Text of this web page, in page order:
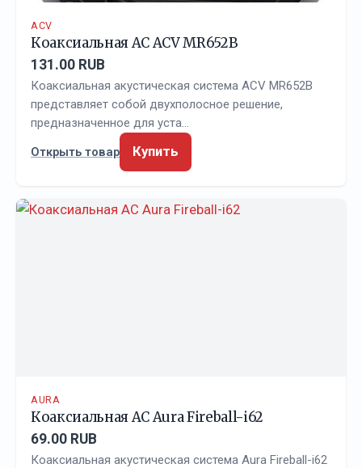
ACV
Коаксиальная АС ACV MR652B
131.00 RUB
Коаксиальная акустическая система ACV MR652B
представляет собой двухполосное решение,
предназначенное для уста…
Открыть товар
Купить
AURA
Коаксиальная АС Aura Fireball-i62
69.00 RUB
Коаксиальная акустическая система Aura Fireball-i62